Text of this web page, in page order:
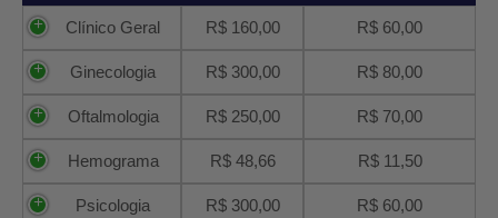
Clínico Geral R$ 160,00 R$ 60,00
Ginecologia R$ 300,00 R$ 80,00
Oftalmologia R$ 250,00 R$ 70,00
Hemograma R$ 48,66 R$ 11,50
Psicologia R$ 300,00 R$ 60,00